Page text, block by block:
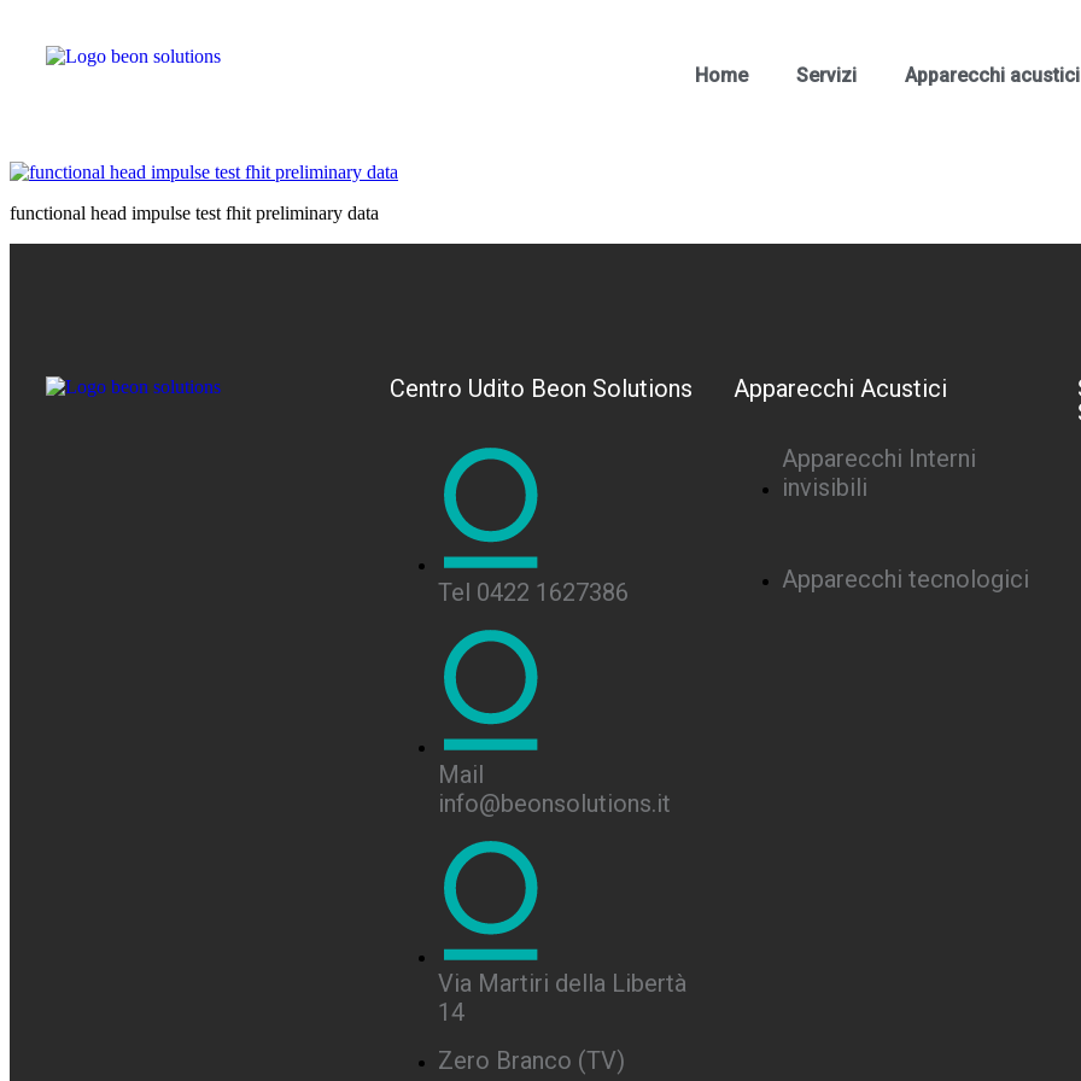
Home Servizi Apparecchi acustici
functional head impulse test fhit preliminary data
Centro Udito Beon Solutions
Tel 0422 1627386
Mail
info@beonsolutions.it
Via Martiri della Libertà
14
Zero Branco (TV)
Apparecchi Acustici
Apparecchi Interni
invisibili
Apparecchi tecnologici